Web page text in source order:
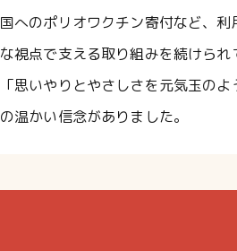
国へのポリオワクチン寄付など、利
な視点で支える取り組みを続けられ
「思いやりとやさしさを元気玉の
の温かい信念がありました。